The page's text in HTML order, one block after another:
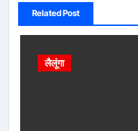
Related Post
लैलूंगा